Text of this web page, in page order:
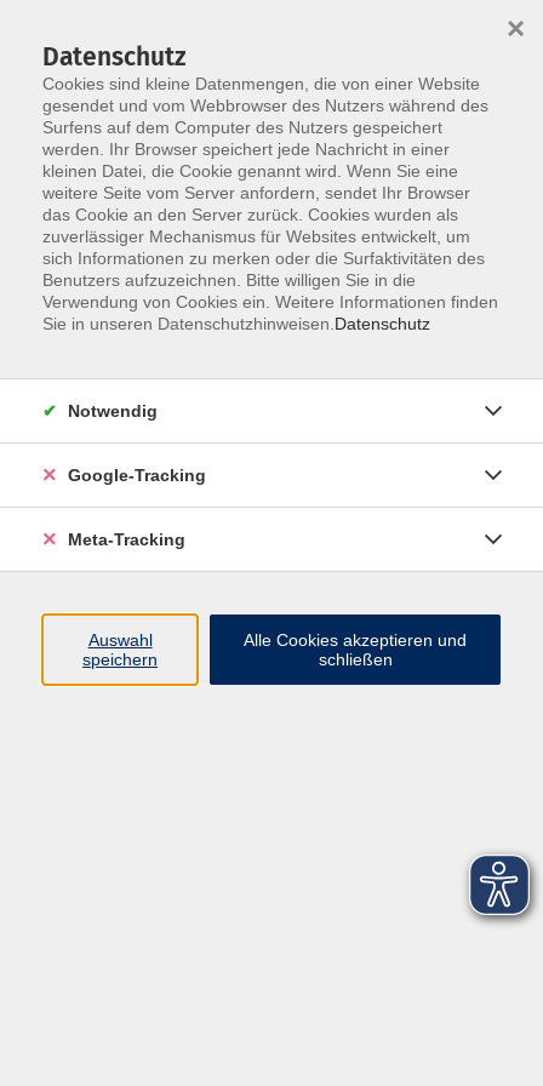
Skip to main content
Der Kurs konnte nicht gefunden werden.
Über uns
Datenschutz
Cookies sind kleine Datenmengen, die von einer Website
gesendet und vom Webbrowser des Nutzers während des
Surfens auf dem Computer des Nutzers gespeichert
werden. Ihr Browser speichert jede Nachricht in einer
kleinen Datei, die Cookie genannt wird. Wenn Sie eine
weitere Seite vom Server anfordern, sendet Ihr Browser
das Cookie an den Server zurück. Cookies wurden als
zuverlässiger Mechanismus für Websites entwickelt, um
sich Informationen zu merken oder die Surfaktivitäten des
Benutzers aufzuzeichnen. Bitte willigen Sie in die
Verwendung von Cookies ein. Weitere Informationen finden
Sie in unseren Datenschutzhinweisen. Datenschutz
×
Notwendig
Google-Tracking
Meta-Tracking
Auswahl
speichern
Alle Cookies akzeptieren und
schließen